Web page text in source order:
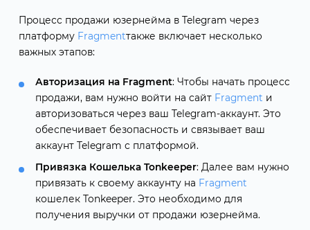
Процесс продажи юзернейма в Telegram через
платформу Fragmentтакже включает несколько
важных этапов:
Авторизация на Fragment: Чтобы начать процесс
продажи, вам нужно войти на сайт Fragment и
авторизоваться через ваш Telegram-аккаунт. Это
обеспечивает безопасность и связывает ваш
аккаунт Telegram с платформой.
Привязка Кошелька Tonkeeper: Далее вам нужно
привязать к своему аккаунту на Fragment
кошелек Tonkeeper. Это необходимо для
получения выручки от продажи юзернейма.